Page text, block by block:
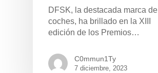
DFSK, la destacada marca de
coches, ha brillado en la XIII
edición de los Premios…
C0mmun1Ty
7 diciembre, 2023